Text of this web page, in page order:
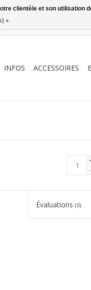
INFOS ACCESSOIRES
Évaluations(0)
clientèle et son utilisation
»